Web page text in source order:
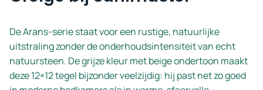
De Arans-serie staat voor een rustige, natuurlijke
uitstraling zonder de onderhoudsintensiteit van echt
natuursteen. De grijze kleur met beige ondertoon maakt
deze 12×12 tegel bijzonder veelzijdig: hij past net zo goed